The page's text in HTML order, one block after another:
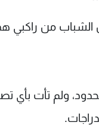
من راكبي
الحدود، ولم تأت